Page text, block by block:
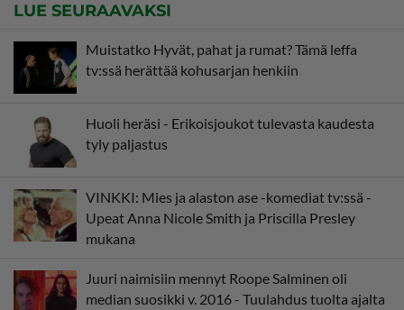
LUE SEURAAVAKSI
Muistatko Hyvät, pahat ja rumat? Tämä leffa
tv:ssä herättää kohusarjan henkiin
Huoli heräsi - Erikoisjoukot tulevasta kaudesta
tyly paljastus
VINKKI: Mies ja alaston ase -komediat tv:ssä -
Upeat Anna Nicole Smith ja Priscilla Presley
mukana
Juuri naimisiin mennyt Roope Salminen oli
median suosikki v. 2016 - Tuulahdus tuolta ajalta